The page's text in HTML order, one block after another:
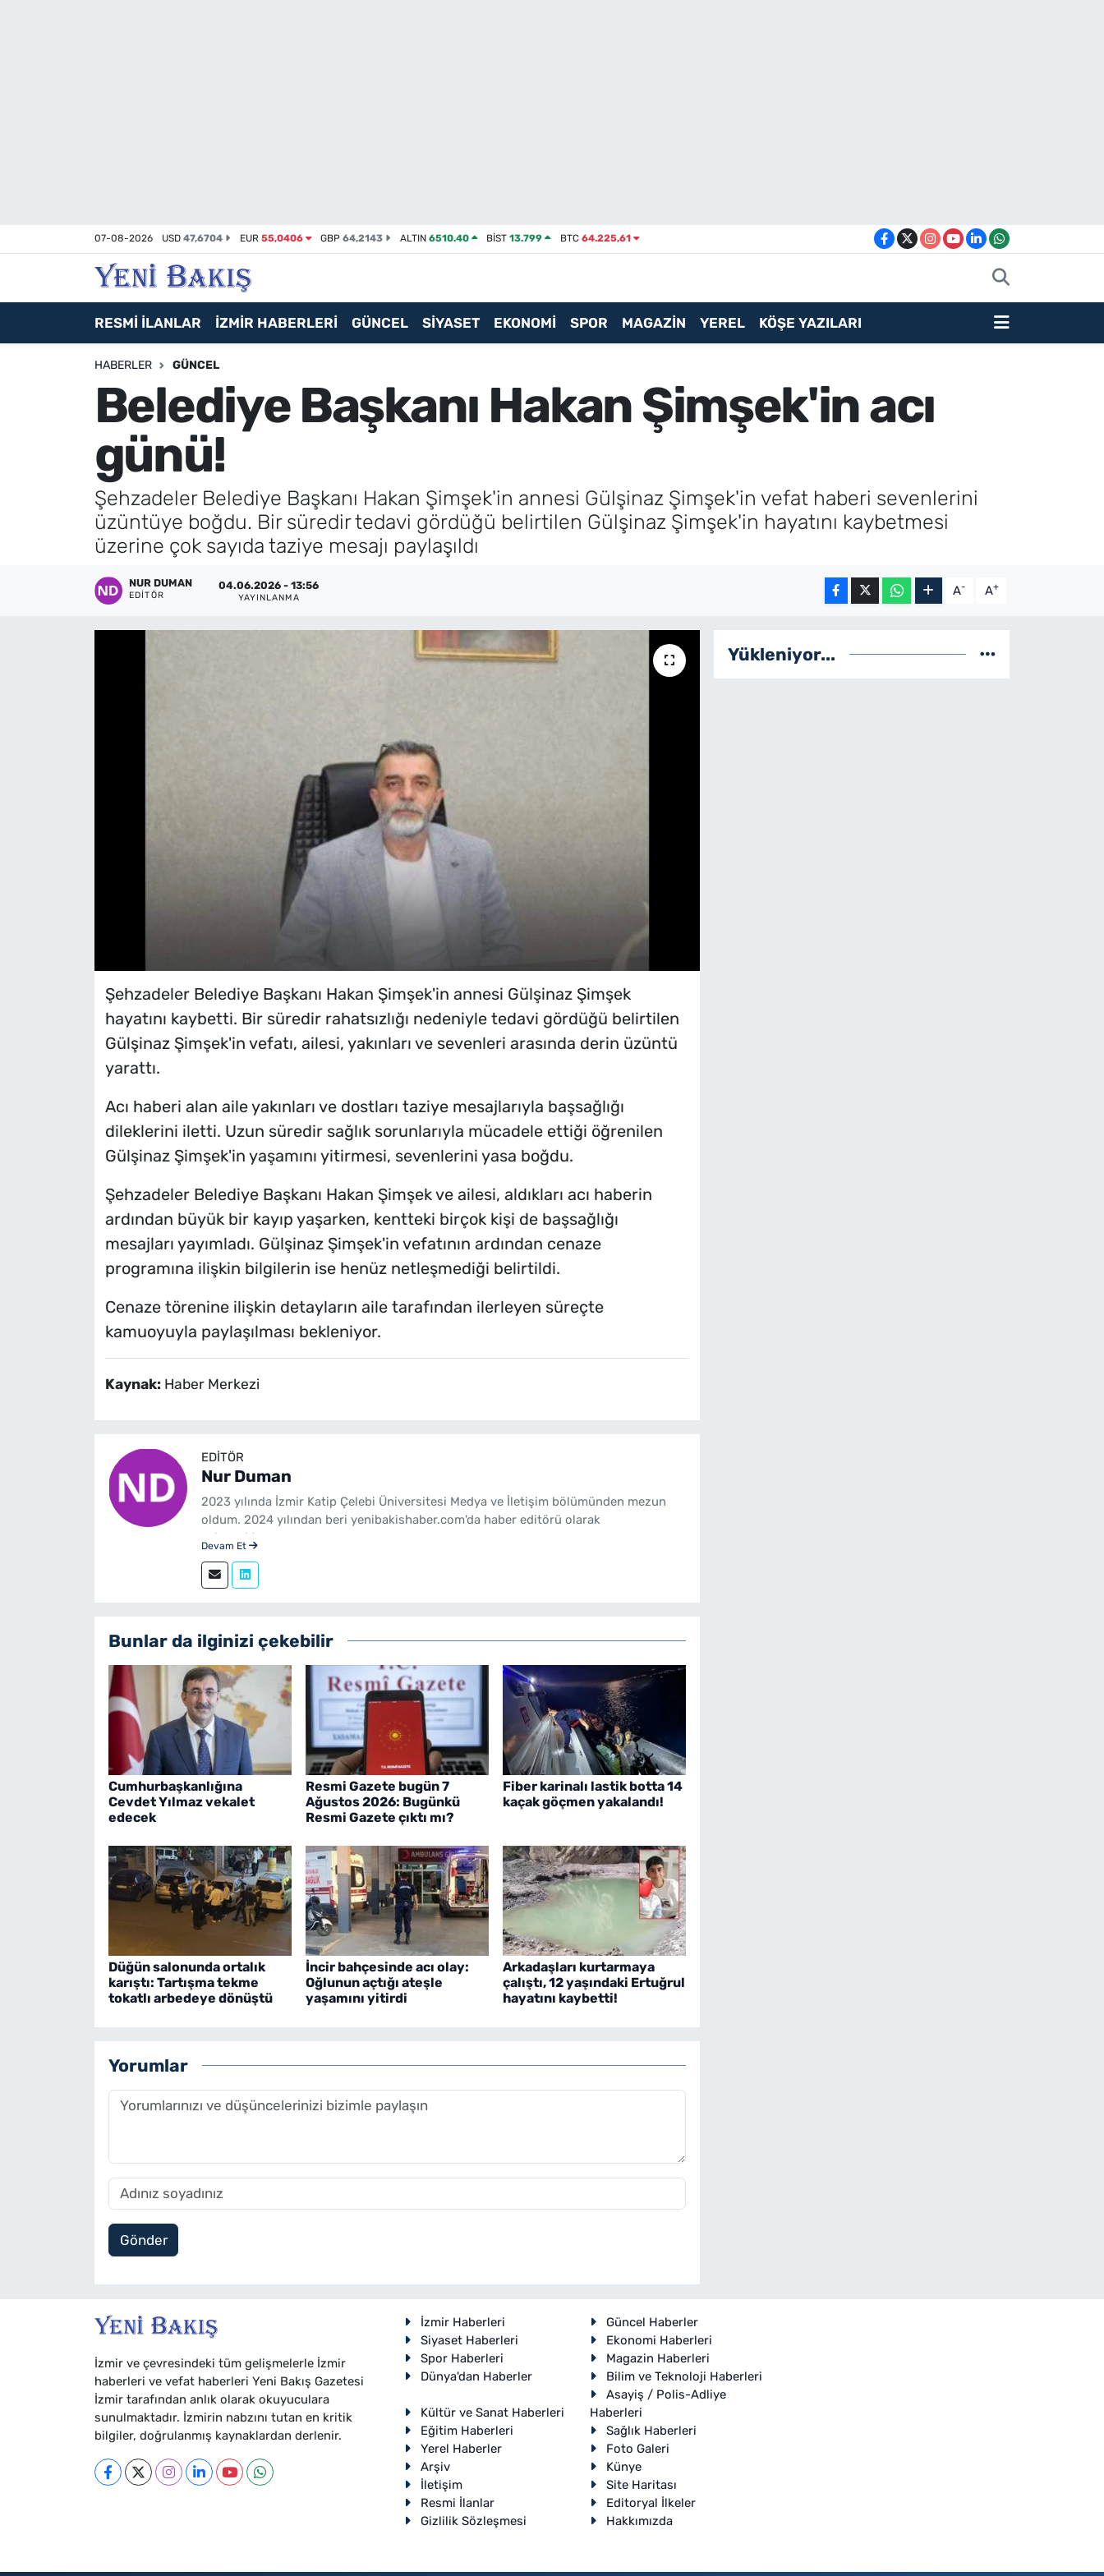
07-08-2026 USD47,6704 EUR 55,0406 GBP64,2143 ALTIN 6510.40 BİST13.799 BTC 64.225,61
RESMİ İLANLAR İZMİR HABERLERİ GÜNCEL SİYASET EKONOMİ SPOR MAGAZİN YEREL KÖŞE YAZILARI
HABERLER GÜNCEL
Belediye Başkanı Hakan Şimşek'in acı
günü!
Şehzadeler Belediye Başkanı Hakan Şimşek'in annesi Gülşinaz Şimşek'in vefat haberi sevenlerini
üzüntüye boğdu. Bir süredir tedavi gördüğü belirtilen Gülşinaz Şimşek'in hayatını kaybetmesi
üzerine çok sayıda taziye mesajı paylaşıldı
NUR DUMAN
EDITÖR
04.06.2026 - 13:56
YAYINLANMA A- A+
Şehzadeler Belediye Başkanı Hakan Şimşek'in annesi Gülşinaz Şimşek
hayatını kaybetti. Bir süredir rahatsızlığı nedeniyle tedavi gördüğü belirtilen
Gülşinaz Şimşek'in vefatı, ailesi, yakınları ve sevenleri arasında derin üzüntü
yarattı.
Acı haberi alan aile yakınları ve dostları taziye mesajlarıyla başsağlığı
dileklerini iletti. Uzun süredir sağlık sorunlarıyla mücadele ettiği öğrenilen
Gülşinaz Şimşek'in yaşamını yitirmesi, sevenlerini yasa boğdu.
Şehzadeler Belediye Başkanı Hakan Şimşek ve ailesi, aldıkları acı haberin
ardından büyük bir kayıp yaşarken, kentteki birçok kişi de başsağlığı
mesajları yayımladı. Gülşinaz Şimşek'in vefatının ardından cenaze
programına ilişkin bilgilerin ise henüz netleşmediği belirtildi.
Cenaze törenine ilişkin detayların aile tarafından ilerleyen süreçte
kamuoyuyla paylaşılması bekleniyor.
Kaynak: Haber Merkezi
EDITÖR
Nur Duman
2023 yılında İzmir Katip Çelebi Üniversitesi Medya ve İletişim bölümünden mezun
oldum. 2024 yılından beri yenibakishaber.com'da haber editörü olarak
çalışmaktayım.
Devam Et
Bunlar da ilginizi çekebilir
Cumhurbaşkanlığına
Cevdet Yılmaz vekalet
edecek
Resmi Gazete bugün 7
Ağustos 2026: Bugünkü
Resmi Gazete çıktı mı?
Fiber karinalı lastik botta 14
kaçak göçmen yakalandı!
Düğün salonunda ortalık
karıştı: Tartışma tekme
tokatlı arbedeye dönüştü
İncir bahçesinde acı olay:
Oğlunun açtığı ateşle
yaşamını yitirdi
Arkadaşları kurtarmaya
çalıştı, 12 yaşındaki Ertuğrul
hayatını kaybetti!
Yorumlar
Gönder
Yükleniyor...
İzmir ve çevresindeki tüm gelişmelerle İzmir
haberleri ve vefat haberleri Yeni Bakış Gazetesi
İzmir tarafından anlık olarak okuyuculara
sunulmaktadır. İzmirin nabzını tutan en kritik
bilgiler, doğrulanmış kaynaklardan derlenir.
İzmir Haberleri
Güncel Haberler
Siyaset Haberleri
Ekonomi Haberleri
Spor Haberleri
Magazin Haberleri
Dünya'dan Haberler
Bilim ve Teknoloji Haberleri
Kültür ve Sanat Haberleri
Asayiş / Polis-Adliye
Haberleri
Eğitim Haberleri
Sağlık Haberleri
Yerel Haberler
Foto Galeri
Arşiv
Künye
İletişim
Site Haritası
Resmi İlanlar
Editoryal İlkeler
Gizlilik Sözleşmesi
Hakkımızda
Asayiş / Polis-Adliye
Magazin